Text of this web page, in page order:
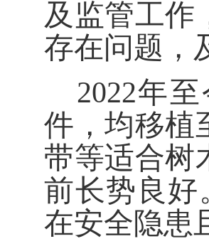
及监管工作
存在问题 ，
2022年至
件，均移植
带等适合树
前长势良好
在安全隐患